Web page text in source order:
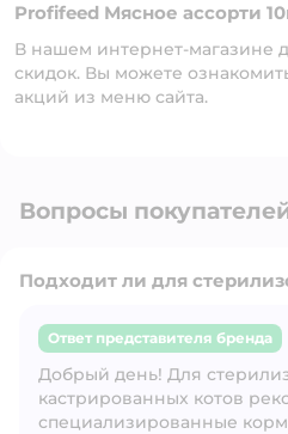
Profifeed Мясное ассорти
В нашем интернет-магазине
скидок. Вы можете
акций из меню сайта.
Вопросы
Подходит ли для
Ответ представителя бренда
Добрый день! Для
кастрированных котов
специализированные